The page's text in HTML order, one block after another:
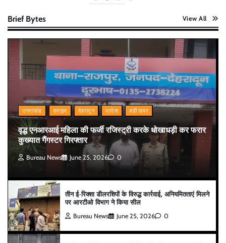
Brief Bytes View All
उत्तराखंड क्राइम देहरादून प्रदेश बड़ी खबर
वृद्ध एनआरआई महिला की फर्जी रजिस्ट्री करके धोखाधड़ी कर फरार
कुख्यात गैंगस्टर गिरफ्तार
Bureau News June 25, 2026 0
तीन ई-रिक्शा डीलरशिपों के विरुद्ध कार्रवाई, अनियमितताएं मिलने
पर आरटीओ विभाग ने किया सील
Bureau News June 25, 2026 0